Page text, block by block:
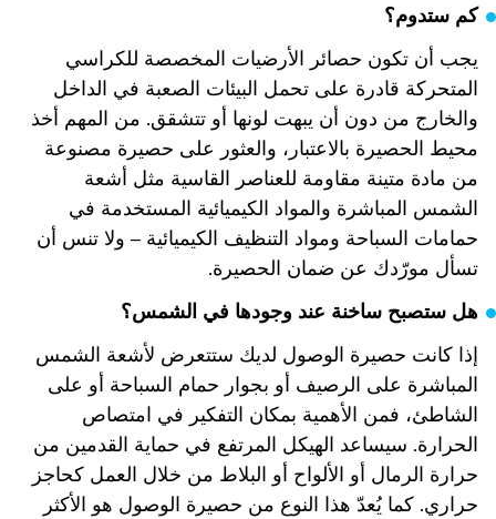
كم ستدوم؟
يجب أن تكون حصائر الأرضيات المخصصة للكراسي
المتحركة قادرة على تحمل البيئات الصعبة في الداخل
والخارج من دون أن يبهت لونها أو تتشقق. من المهم أخذ
محيط الحصيرة بالاعتبار، والعثور على حصيرة مصنوعة
من مادة متينة مقاومة للعناصر القاسية مثل أشعة
الشمس المباشرة والمواد الكيميائية المستخدمة في
حمامات السباحة ومواد التنظيف الكيميائية – ولا تنس أن
تسأل مورّدك عن ضمان الحصيرة.
هل ستصبح ساخنة عند وجودها في الشمس؟
إذا كانت حصيرة الوصول لديك ستتعرض لأشعة الشمس
المباشرة على الرصيف أو بجوار حمام السباحة أو على
الشاطئ، فمن الأهمية بمكان التفكير في امتصاص
الحرارة. سيساعد الهيكل المرتفع في حماية القدمين من
حرارة الرمال أو الألواح أو البلاط من خلال العمل كحاجز
حراري. كما يُعدّ هذا النوع من حصيرة الوصول هو الأكثر